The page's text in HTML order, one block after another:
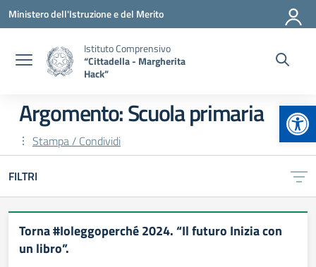
Vai ai contenuti
Vai al menu di navigazione
Vai al footer
Ministero dell'Istruzione e del Merito
Istituto Comprensivo
“Cittadella - Margherita
Hack”
Argomento: Scuola primaria
Stampa / Condividi
FILTRI
Torna #Ioleggoperché 2024. “Il futuro Inizia con
un libro”.